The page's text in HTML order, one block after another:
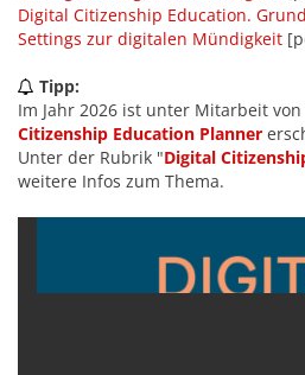
Digital Citizenship Education.
Settings zur digitalen Mündigkeit
Tipp:
Im Jahr 2026 ist unter Mitarbeit
Citizenship Education Planner
Unter der Rubrik "Digital
weitere Infos zum Thema.